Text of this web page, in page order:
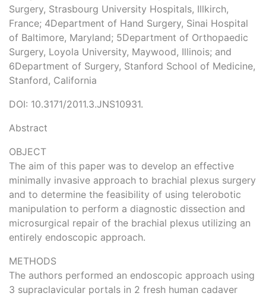
Surgery, Strasbourg University Hospitals, Illkirch,
France; 4Department of Hand Surgery, Sinai Hospital
of Baltimore, Maryland; 5Department of Orthopaedic
Surgery, Loyola University, Maywood, Illinois; and
6Department of Surgery, Stanford School of Medicine,
Stanford, California
DOI: 10.3171/2011.3.JNS10931.
Abstract
OBJECT
The aim of this paper was to develop an effective
minimally invasive approach to brachial plexus surgery
and to determine the feasibility of using telerobotic
manipulation to perform a diagnostic dissection and
microsurgical repair of the brachial plexus utilizing an
entirely endoscopic approach.
METHODS
The authors performed an endoscopic approach using
3 supraclavicular portals in 2 fresh human cadaver